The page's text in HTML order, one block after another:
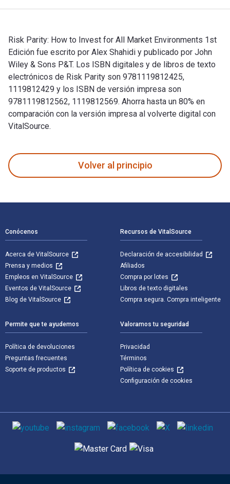
Risk Parity: How to Invest for All Market Environments 1st
Edición fue escrito por Alex Shahidi y publicado por John
Wiley & Sons P&T. Los ISBN digitales y de libros de texto
electrónicos de Risk Parity son 9781119812425,
1119812429 y los ISBN de versión impresa son
9781119812562, 1119812569. Ahorra hasta un 80% en
comparación con la versión impresa al volverte digital con
VitalSource.
Volver al principio
Conócenos
Acerca de VitalSource
Prensa y medios
Empleos en VitalSource
Eventos de VitalSource
Blog de VitalSource
Recursos de VitalSource
Declaración de accesibilidad
Afiliados
Compra por lotes
Libros de texto digitales
Compra segura. Compra inteligente
Permite que te ayudemos
Política de devoluciones
Preguntas frecuentes
Soporte de productos
Valoramos tu seguridad
Privacidad
Términos
Política de cookies
Configuración de cookies
Medios de comunicación social
Métodos de pago admitidos